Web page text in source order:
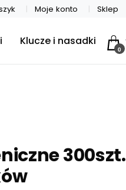
Moje konto Sklep
Klucze i nasadki
0
300szt.